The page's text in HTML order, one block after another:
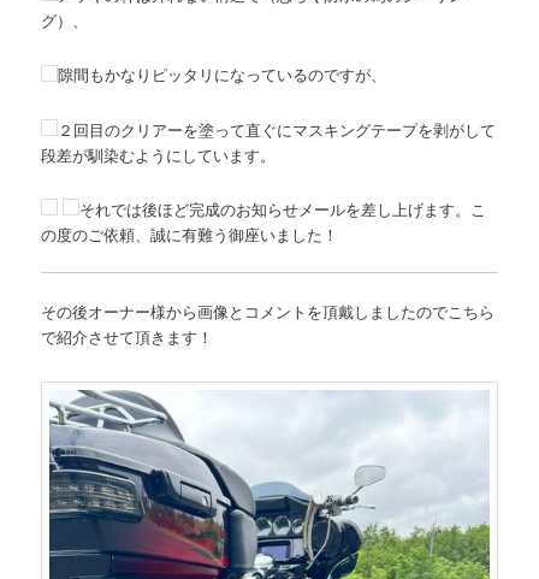
グ）、
隙間もかなりピッタリになっているのですが、
２回目のクリアーを塗って直ぐにマスキングテープを剥がして
段差が馴染むようにしています。
それでは後ほど完成のお知らせメールを差し上げます。こ
の度のご依頼、誠に有難う御座いました！
その後オーナー様から画像とコメントを頂戴しましたのでこちら
で紹介させて頂きます！